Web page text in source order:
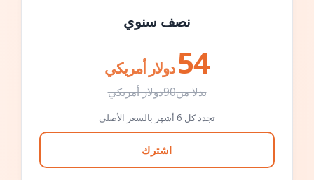
نصف سنوي
54 دولار أمريكي
بدلا من90دولار أمريكي
تجدد كل 6 أشهر بالسعر الأصلي
اشترك